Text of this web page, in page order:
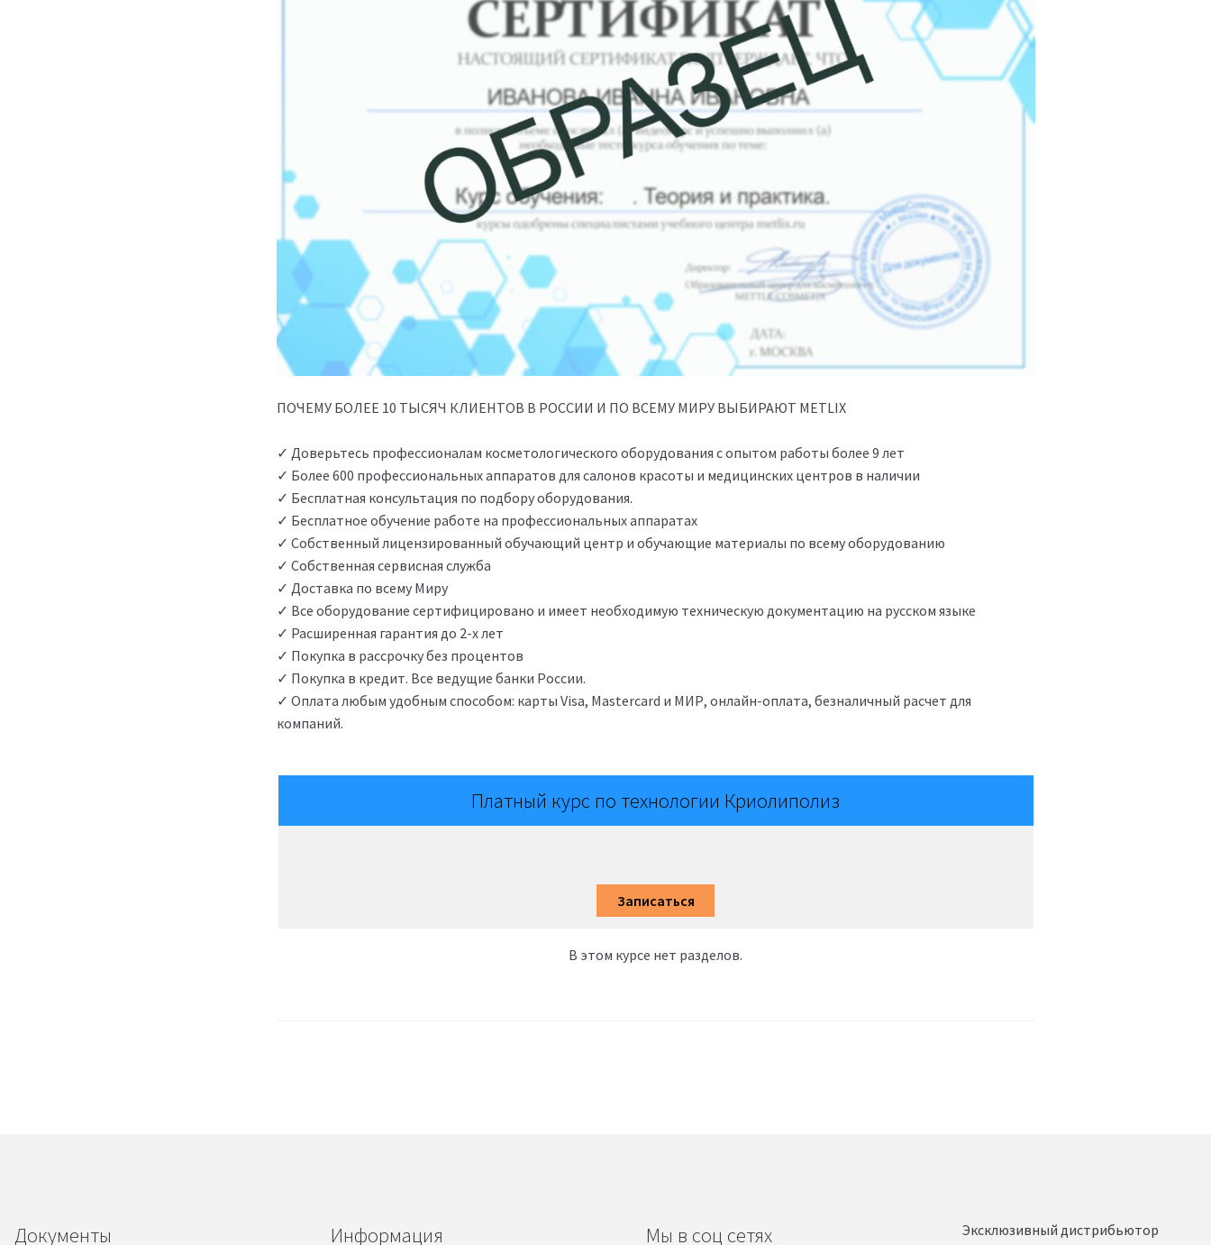
ПОЧЕМУ БОЛЕЕ 10 ТЫСЯЧ КЛИЕНТОВ В РОССИИ И ПО ВСЕМУ МИРУ ВЫБИРАЮТ METLIX
✓ Доверьтесь профессионалам косметологического оборудования с опытом работы более 9 лет
✓ Более 600 профессиональных аппаратов для салонов красоты и медицинских центров в наличии
✓ Бесплатная консультация по подбору оборудования.
✓ Бесплатное обучение работе на профессиональных аппаратах
✓ Собственный лицензированный обучающий центр и обучающие материалы по всему оборудованию
✓ Собственная сервисная служба
✓ Доставка по всему Миру
✓ Все оборудование сертифицировано и имеет необходимую техническую документацию на русском языке
✓ Расширенная гарантия до 2-х лет
✓ Покупка в рассрочку без процентов
✓ Покупка в кредит. Все ведущие банки России.
✓ Оплата любым удобным способом: карты Visa, Mastercard и МИР, онлайн-оплата, безналичный расчет для
компаний.
Платный курс по технологии Криолиполиз
Записаться
В этом курсе нет разделов.
Документы Информация Мы в соц сетях
Эксклюзивный дистрибьютор